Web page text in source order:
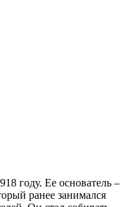
году. Ее основатель –
ранее занимался